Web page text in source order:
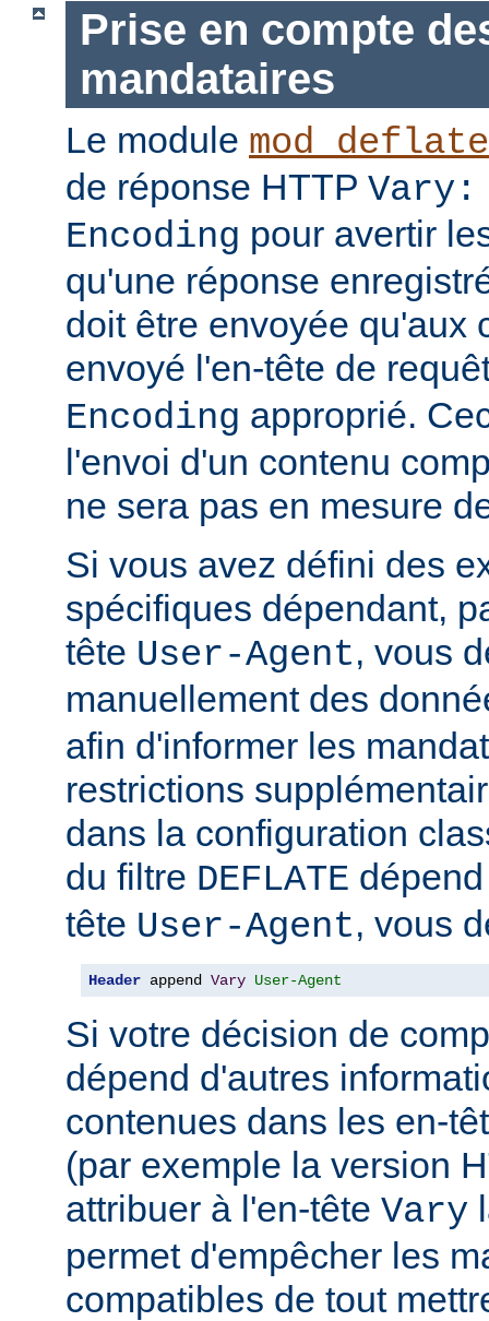
Prise en compte
mandataires
Le module mod_deflate
de réponse HTTP Vary:
Encoding pour avertir
qu'une réponse
doit être envoyée qu'aux
envoyé l'en-tête de
Encoding approprié.
l'envoi d'un contenu
ne sera pas en mesure
Si vous avez défini des
spécifiques dépendant,
tête User-Agent, vous
manuellement des
afin d'informer les
restrictions
dans la configuration
du filtre DEFLATE
tête User-Agent, vous
Header append Vary User-Agent
Si votre décision de
dépend d'autres
contenues dans les en-
(par exemple la version
attribuer à l'en-tête Vary
permet d'empêcher les
compatibles de tout